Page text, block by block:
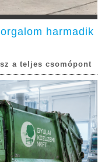
harmadik
a teljes csomópont